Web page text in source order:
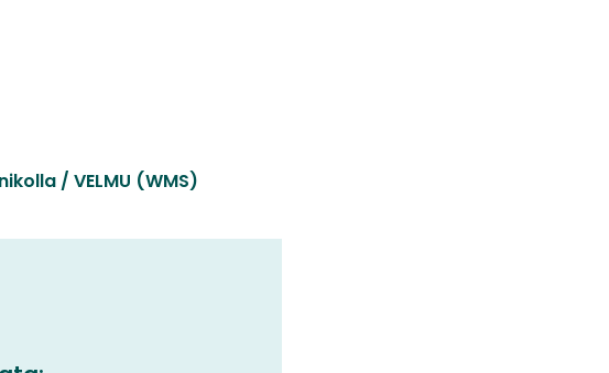
/ VELMU (WMS)